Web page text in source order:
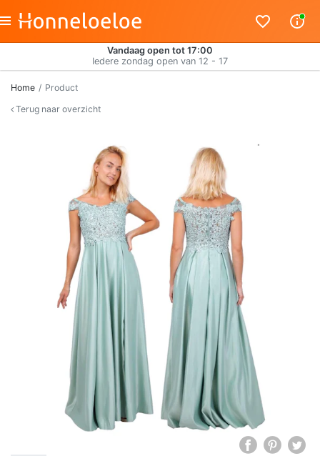
Vandaag open tot 17:00
Iedere zondag open van 12 - 17
Home
Product
Terug naar overzicht